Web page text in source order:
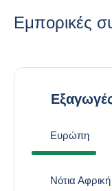
Εμπορικές
Ευρώπη
Νότια Αφρική